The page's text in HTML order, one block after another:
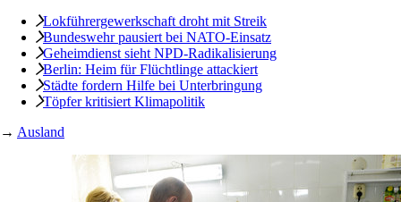
Lokführergewerkschaft droht mit Streik
Bundeswehr pausiert bei NATO-Einsatz
Geheimdienst sieht NPD-Radikalisierung
Berlin: Heim für Flüchtlinge ­attackiert
Städte fordern Hilfe bei Unterbringung
Töpfer kritisiert ­Klimapolitik
→ Ausland